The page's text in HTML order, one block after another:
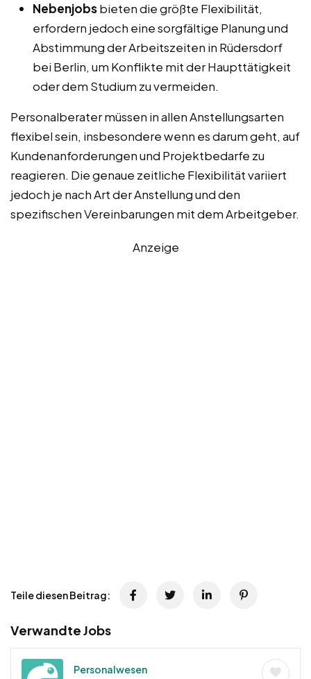
Nebenjobsbieten die größte Flexibilität,
erfordern jedoch eine sorgfältige Planung und
Abstimmung der Arbeitszeiten in Rüdersdorf
bei Berlin, um Konflikte mit der Haupttätigkeit
oder dem Studium zu vermeiden.
Personalberater müssen in allen Anstellungsarten
flexibel sein, insbesondere wenn es darum geht, auf
Kundenanforderungen und Projektbedarfe zu
reagieren. Die genaue zeitliche Flexibilität variiert
jedoch je nach Art der Anstellung und den
spezifischen Vereinbarungen mit dem Arbeitgeber.
Anzeige
Teile diesen Beitrag:
Verwandte Jobs
Personalwesen